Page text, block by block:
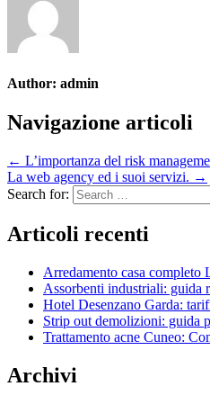
Author: admin
Navigazione articoli
← L’importanza del risk
La web agency ed i suoi servizi. →
Search for:
Articoli recenti
Arredamento casa completo
Assorbenti industriali: guida
Hotel Desenzano Garda:
Strip out demolizioni: guida
Trattamento acne Cuneo:
Archivi